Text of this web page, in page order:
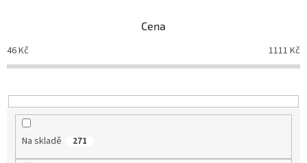
o
d
k
t
Cena
46Kč 1111 Kč
Na skladě 271